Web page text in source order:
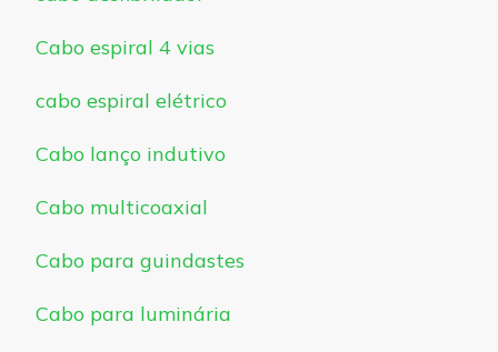
Cabo espiral 4 vias
cabo espiral elétrico
Cabo lanço indutivo
Cabo multicoaxial
Cabo para guindastes
Cabo para luminária